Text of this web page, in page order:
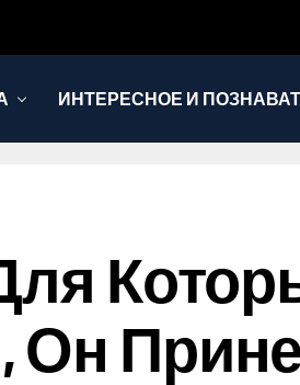
ИНТЕРЕСНОЕ И